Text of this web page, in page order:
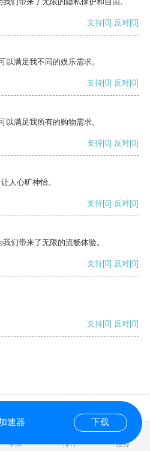
支持[0] 反对[0]
以满足我不同的娱乐需求。
支持[0] 反对[0]
以满足我所有的购物需求。
支持[0] 反对[0]
人心旷神怡。
支持[0] 反对[0]
们带来了无限的流畅体验。
支持[0] 反对[0]
支持[0] 反对[0]
苹果 排行 推荐
速器 下载
0.017429s